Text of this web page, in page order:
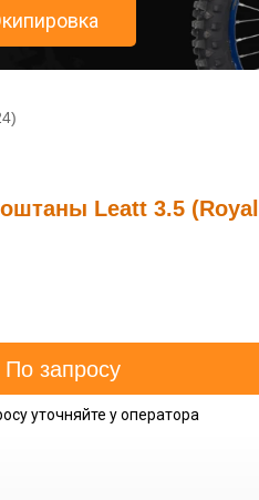
Leatt 3.5
уточняйте у оператора